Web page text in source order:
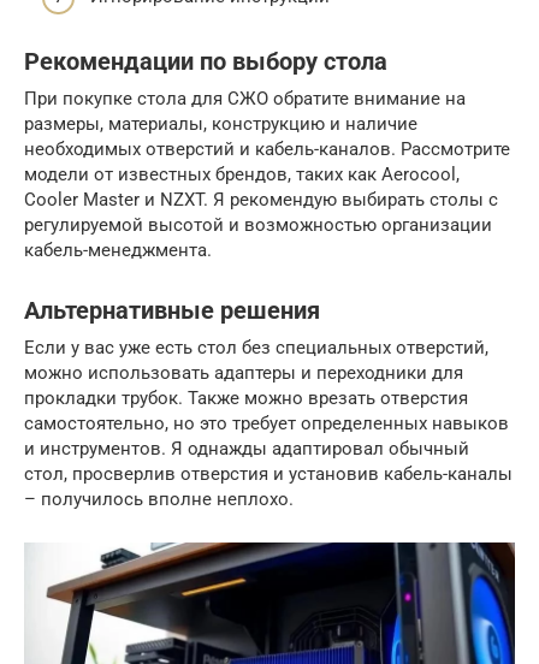
Рекомендации по выбору стола
При покупке стола для СЖО обратите внимание на
размеры, материалы, конструкцию и наличие
необходимых отверстий и кабель-каналов. Рассмотрите
модели от известных брендов, таких как Aerocool,
Cooler Master и NZXT. Я рекомендую выбирать столы с
регулируемой высотой и возможностью организации
кабель-менеджмента.
Альтернативные решения
Если у вас уже есть стол без специальных отверстий,
можно использовать адаптеры и переходники для
прокладки трубок. Также можно врезать отверстия
самостоятельно, но это требует определенных навыков
и инструментов. Я однажды адаптировал обычный
стол, просверлив отверстия и установив кабель-каналы
– получилось вполне неплохо.